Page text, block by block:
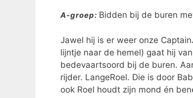
A-groep: Bidden bij de buren
Jawel hij is er weer onze
lijntje naar de hemel) gaat hij
bedevaartsoord bij de buren.
rijder. LangeRoel. Die is door
ook Roel houdt zijn mond én